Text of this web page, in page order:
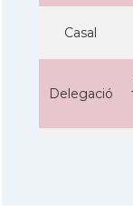
Casal
Delegació